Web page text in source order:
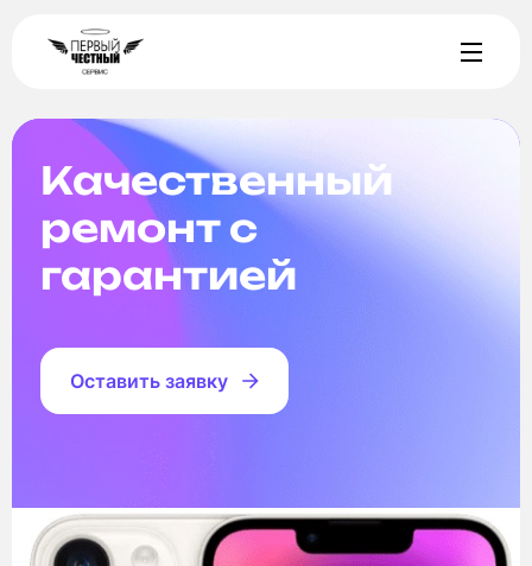
Качественный
ремонт с
гарантией
Оставить заявку